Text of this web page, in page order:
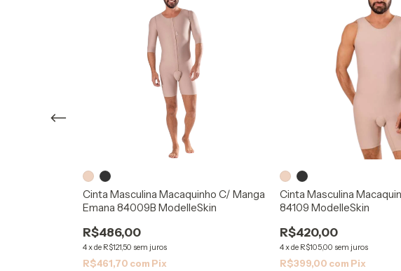
Cinta Masculina Macaquinho C/ Manga
Emana 84009B ModelleSkin
R$486,00
4xde R$121,50 sem juros
R$461,70 com Pix
Cinta Masculina
84109 ModelleSkin
R$420,00
4xde R$105,00 sem juros
R$399,00 com Pix